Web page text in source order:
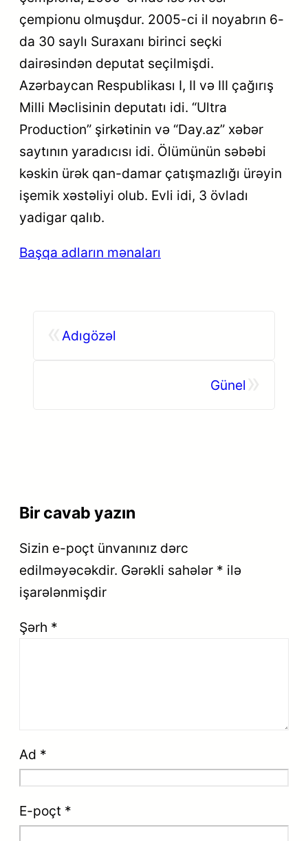
çempionu olmuşdur. 2005-ci il noyabrın 6-
da 30 saylı Suraxanı birinci seçki
dairəsindən deputat seçilmişdi.
Azərbaycan Respublikası I, II və III çağırış
Milli Məclisinin deputatı idi. “Ultra
Production” şirkətinin və “Day.az” xəbər
saytının yaradıcısı idi. Ölümünün səbəbi
kəskin ürək qan-damar çatışmazlığı ürəyin
işemik xəstəliyi olub. Evli idi, 3 övladı
yadigar qalıb.
Başqa adların mənaları
Adıgözəl
Günel
Bir cavab yazın
Sizin e-poçt ünvanınız dərc
edilməyəcəkdir. Gərəkli sahələr * ilə
işarələnmişdir
Şərh *
Ad *
E-poçt *